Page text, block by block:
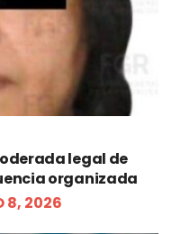
legal de
organizada
8, 2026